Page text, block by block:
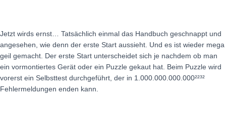
Jetzt wirds ernst… Tatsächlich einmal das Handbuch geschnappt und
angesehen, wie denn der erste Start aussieht. Und es ist wieder mega
geil gemacht. Der erste Start unterscheidet sich je nachdem ob man
ein vormontiertes Gerät oder ein Puzzle gekaut hat. Beim Puzzle wird
vorerst ein Selbsttest durchgeführt, der in 1.000.000.000.000²²³²
Fehlermeldungen enden kann.